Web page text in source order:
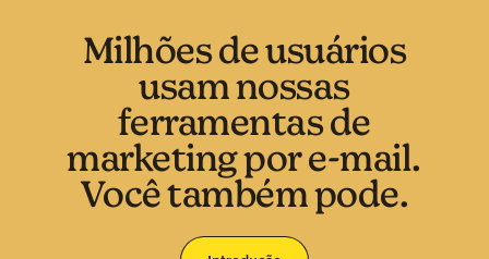
Milhões de usuários
usam nossas
ferramentas de
marketing por e-mail.
Você também pode.